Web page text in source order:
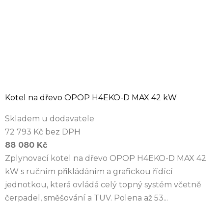
Kotel na dřevo OPOP H4EKO-D MAX 42 kW
Skladem u dodavatele
72 793 Kč bez DPH
88 080 Kč
Zplynovací kotel na dřevo OPOP H4EKO-D MAX 42
kW s ručním přikládáním a grafickou řídící
jednotkou, která ovládá celý topný systém včetně
čerpadel, směšování a TUV. Polena až 53...